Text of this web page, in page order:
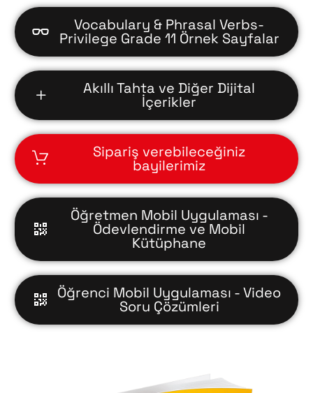
Vocabulary & Phrasal Verbs-
Privilege Grade 11 Örnek Sayfalar
Akıllı Tahta ve Diğer Dijital
İçerikler
Sipariş verebileceğiniz
bayilerimiz
Öğretmen Mobil Uygulaması -
Ödevlendirme ve Mobil
Kütüphane
Öğrenci Mobil Uygulaması - Video
Soru Çözümleri